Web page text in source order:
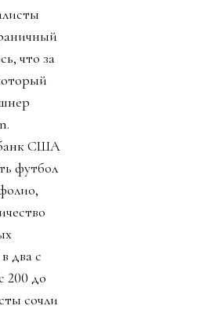
что за
США
футбол
два с
200 до
сочли